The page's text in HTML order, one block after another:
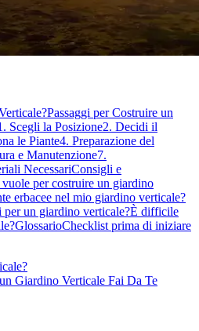
Passaggi per Costruire un
Scegli la Posizione2. Decidi il
le Piante4. Preparazione del
e Manutenzione7.
NecessariConsigli e
per costruire un giardino
erbacee nel mio giardino verticale?
un giardino verticale?È difficile
GlossarioChecklist prima di iniziare
Giardino Verticale Fai Da Te